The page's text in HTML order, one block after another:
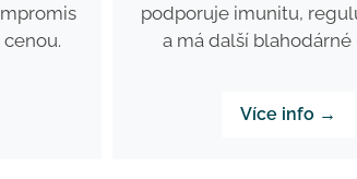
podporuje imunitu,
a má další blahodárné
Více info →